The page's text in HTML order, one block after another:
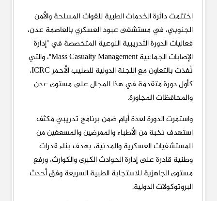
اختتمت دائرة الخدمات الطبية للقوات المسلحة والأمن
الجنوبي، في مستشفى عبود العسكري بالعاصمة عدن،
فعاليات الدورة التدريبية النوعية المتخصصة في "إدارة
الإصابات الجماعية Mass Casualty Management"، والتي
نُفذت بالتعاون مع اللجنة الدولية للصليب الأحمر ICRC،
كأول دورة متقدمة في هذا المجال على مستوى عدن
والمحافظات المجاورة.
واستمرت الدورة لعدة أيام ضمن برنامج تدريبي مكثف
استهدف نخبة من الأطباء والممرضين والمسعفين من
المستشفيات العسكرية والمدنية، بهدف بناء قدرات
وطنية قادرة على إدارة الحوادث الكبرى والكوارث، ورفع
مستوى الجاهزية للاستجابة الطبية السريعة وفق أحدث
البروتوكولات الدولية.